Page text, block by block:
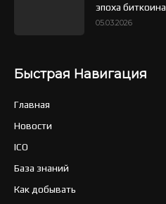
эпоха биткоина
05.03.2026
Быстрая Навигация
Главная
Новости
ICO
База знаний
Как добывать